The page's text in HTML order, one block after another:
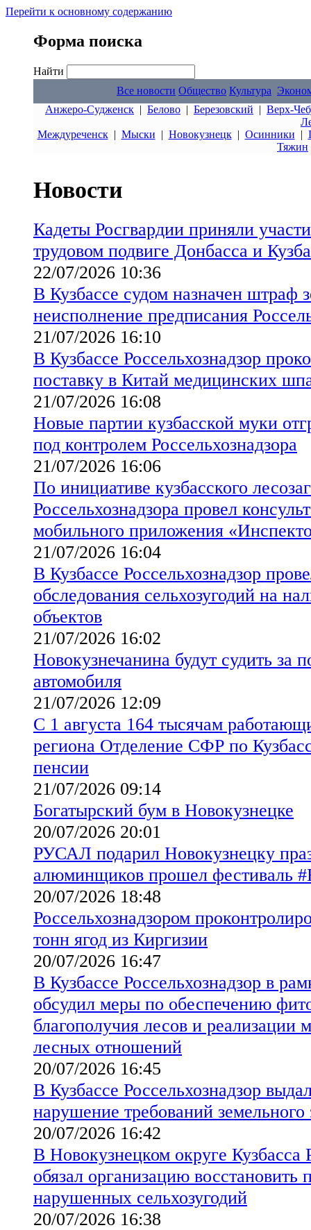
Перейти к основному содержанию
Форма поиска
Найти
Все новости Общество Культура
Анжеро-Судженск | Белово | Березовский | Верх-
Междуреченск| Мыски | Новокузнецк| Осинники |
Тяжин
Новости
Кадеты Росгвардии приняли
трудовом подвиге Донбасса и
22/07/2026 10:36
В Кузбассе судом назначен штраф
неисполнение предписания
21/07/2026 16:10
В Кузбассе Россельхознадзор
поставку в Китай медицинских
21/07/2026 16:08
Новые партии кузбасской муки
под контролем Россельхознадзора
21/07/2026 16:06
По инициативе кузбасского
Россельхознадзора провел
мобильного приложения
21/07/2026 16:04
В Кузбассе Россельхознадзор
обследования сельхозугодий на
объектов
21/07/2026 16:02
Новокузнечанина будут судить за
автомобиля
21/07/2026 12:09
С 1 августа 164 тысячам
региона Отделение СФР по
пенсии
21/07/2026 09:14
Богатырский бум в Новокузнецке
20/07/2026 20:01
РУСАЛ подарил Новокузнецку
алюминщиков прошел
20/07/2026 18:48
Россельхознадзором
тонн ягод из Киргизии
20/07/2026 16:47
В Кузбассе Россельхознадзор в
обсудил меры по обеспечению
благополучия лесов и реализации
лесных отношений
20/07/2026 16:45
В Кузбассе Россельхознадзор
нарушение требований земельного
20/07/2026 16:42
В Новокузнецком округе Кузбасса
обязал организацию восстановить
нарушенных сельхозугодий
20/07/2026 16:38